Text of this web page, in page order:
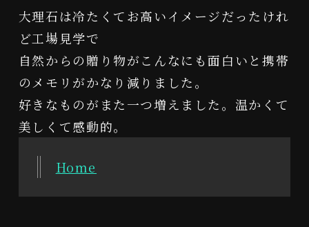
大理石は冷たくてお高いイメージだったけれ
ど工場見学で
自然からの贈り物がこんなにも面白いと携帯
のメモリがかなり減りました。
好きなものがまた一つ増えました。温かくて
Home